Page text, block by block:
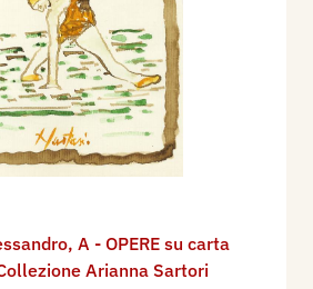
, A - OPERE su carta
Arianna Sartori